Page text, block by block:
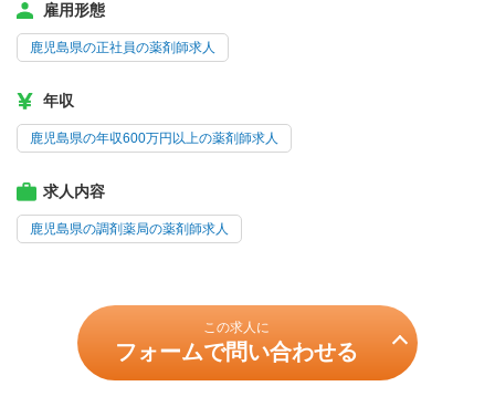
雇用形態
鹿児島県の正社員の薬剤師求人
年収
鹿児島県の年収600万円以上の薬剤師求人
求人内容
鹿児島県の調剤薬局の薬剤師求人
この求人に
フォームで問い合わせる